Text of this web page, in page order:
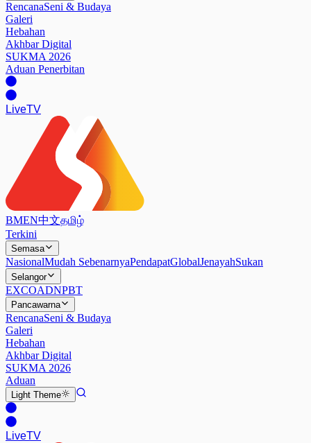
RencanaSeni & Budaya
Galeri
Hebahan
Akhbar Digital
SUKMA 2026
Aduan Penerbitan
LiveTV
BMEN中文தமிழ்
Terkini
Semasa
NasionalMudah SebenarnyaPendapatGlobalJenayahSukan
Selangor
EXCOADNPBT
Pancawarna
RencanaSeni & Budaya
Galeri
Hebahan
Akhbar Digital
SUKMA 2026
Aduan
Light Theme
LiveTV